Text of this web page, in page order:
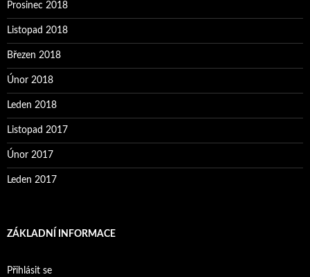
Prosinec 2018
Listopad 2018
Březen 2018
Únor 2018
Leden 2018
Listopad 2017
Únor 2017
Leden 2017
ZÁKLADNÍ INFORMACE
Přihlásit se